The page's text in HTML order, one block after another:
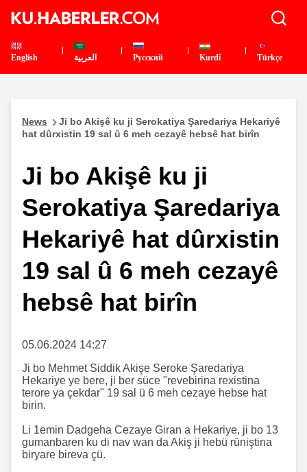
English العربية Pусский Kurdî Türkçe
News
Ji bo Akişê ku ji Serokatiya Şaredariya Hekariyê
hat dûrxistin 19 sal û 6 meh cezayê hebsê hat birîn
Ji bo Akişê ku ji
Serokatiya Şaredariya
Hekariyê hat dûrxistin
19 sal û 6 meh cezayê
hebsê hat birîn
05.06.2024 14:27
Ji bo Mehmet Siddik Akişe Seroke Şaredariya
Hekariye ye bere, ji ber süce "revebirina rexistina
terore ya çekdar" 19 sal ü 6 meh cezaye hebse hat
birin.
Li 1emin Dadgeha Cezaye Giran a Hekariye, ji bo 13
gumanbaren ku di nav wan da Akiş ji hebü rüniştina
biryare bireva çü.